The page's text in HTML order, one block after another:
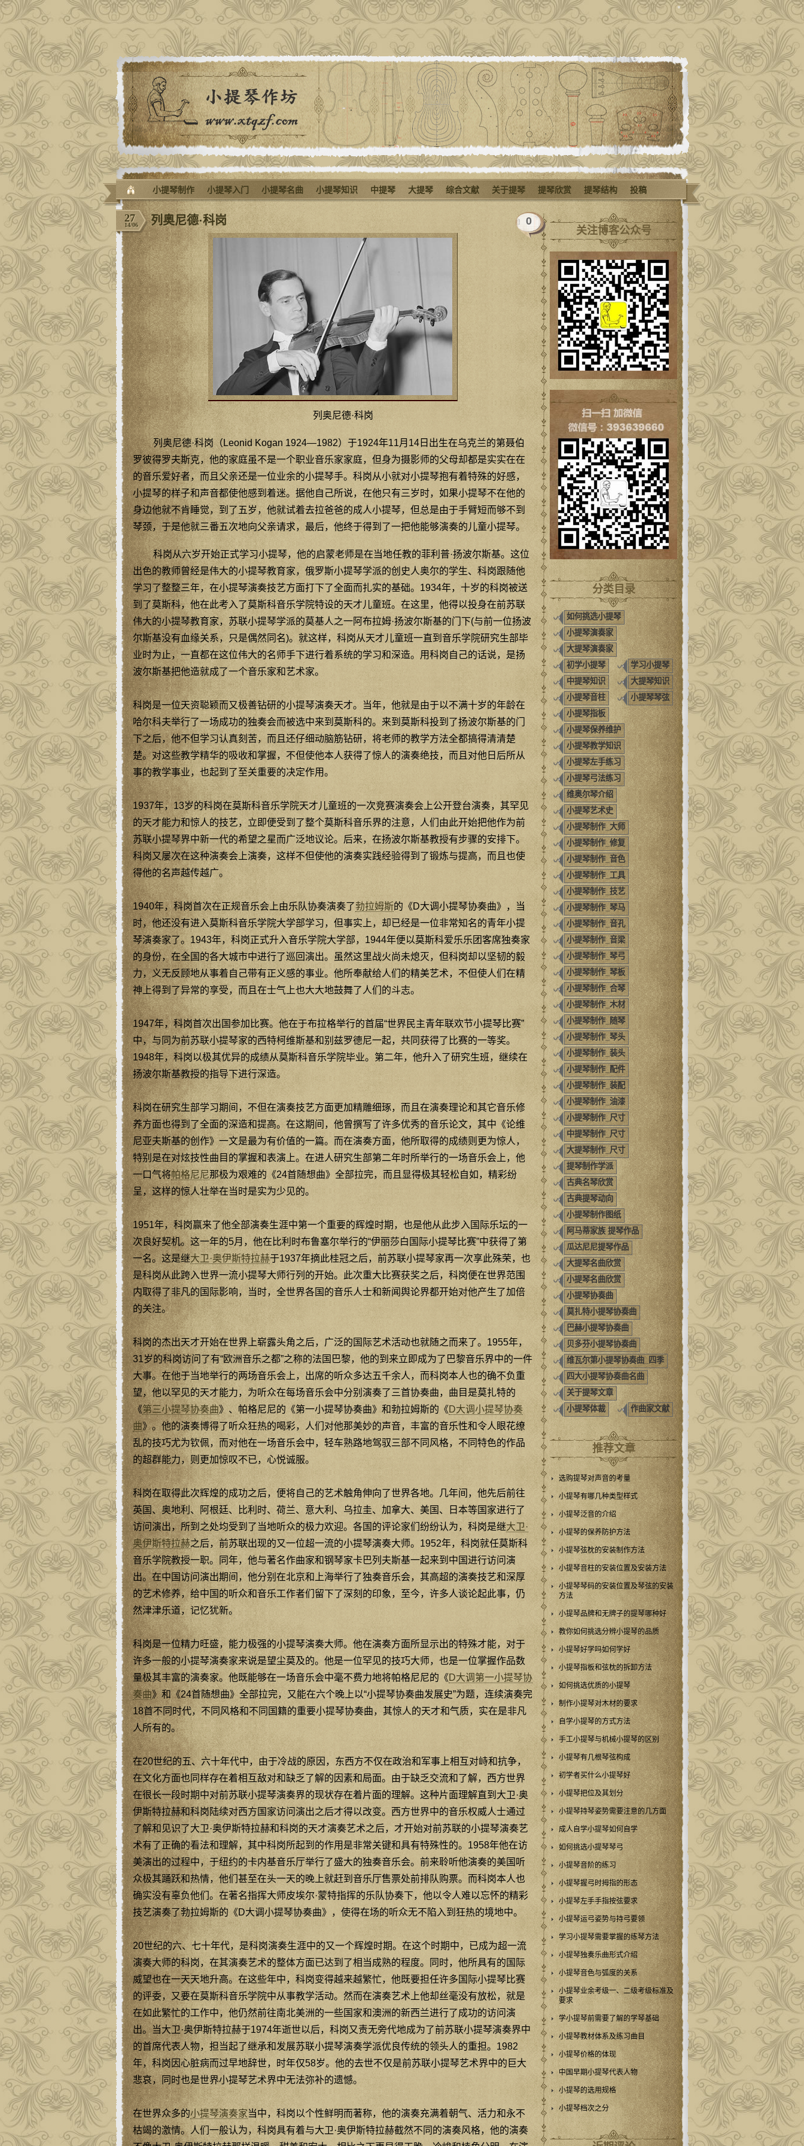
小提琴制作 小提琴入门 小提琴名曲 小提琴知识 中提琴 大提琴 综合文献 关于提琴 提琴欣赏 提琴结构 投稿
列奥尼德·科岗
列奥尼德·科岗
列奥尼德·科岗（Leonid Kogan 1924—1982）于1924年11月14日出生在乌克兰的第聂伯
罗彼得罗夫斯克，他的家庭虽不是一个职业音乐家家庭，但身为摄影师的父母却都是实实在在
的音乐爱好者，而且父亲还是一位业余的小提琴手。科岗从小就对小提琴抱有着特殊的好感，
小提琴的样子和声音都使他感到着迷。据他自己所说，在他只有三岁时，如果小提琴不在他的
身边他就不肯睡觉，到了五岁，他就试着去拉爸爸的成人小提琴，但总是由于手臂短而够不到
琴颈，于是他就三番五次地向父亲请求，最后，他终于得到了一把他能够演奏的儿童小提琴。
科岗从六岁开始正式学习小提琴，他的启蒙老师是在当地任教的菲利普·扬波尔斯基。这位
出色的教师曾经是伟大的小提琴教育家，俄罗斯小提琴学派的创史人奥尔的学生、科岗跟随他
学习了整整三年，在小提琴演奏技艺方面打下了全面而扎实的基础。1934年，十岁的科岗被送
到了莫斯科，他在此考入了莫斯科音乐学院特设的天才儿童班。在这里，他得以投身在前苏联
伟大的小提琴教育家，苏联小提琴学派的莫基人之一阿布拉姆·扬波尔斯基的门下(与前一位扬波
尔斯基没有血缘关系，只是偶然同名)。就这样，科岗从天才儿童班一直到音乐学院研究生部毕
业时为止，一直都在这位伟大的名师手下进行着系统的学习和深造。用科岗自己的话说，是扬
波尔斯基把他造就成了一个音乐家和艺术家。
科岗是一位天资聪颖而又极善钻研的小提琴演奏天才。当年，他就是由于以不满十岁的年龄在
哈尔科夫举行了一场成功的独奏会而被选中来到莫斯科的。来到莫斯科投到了扬波尔斯基的门
下之后，他不但学习认真刻苦，而且还仔细动脑筋钻研，将老师的教学方法全都搞得清清楚
楚。对这些教学精华的吸收和掌握，不但使他本人获得了惊人的演奏绝技，而且对他日后所从
事的教学事业，也起到了至关重要的决定作用。
1937年，13岁的科岗在莫斯科音乐学院天才儿童班的一次竞赛演奏会上公开登台演奏，其罕见
的天才能力和惊人的技艺，立即便受到了整个莫斯科音乐界的注意，人们由此开始把他作为前
苏联小提琴界中新一代的希望之星而广泛地议论。后来，在扬波尔斯基教授有步骤的安排下。
科岗又屡次在这种演奏会上演奏，这样不但使他的演奏实践经验得到了锻炼与提高，而且也使
得他的名声越传越广。
1940年，科岗首次在正规音乐会上由乐队协奏演奏了勃拉姆斯的《D大调小提琴协奏曲》，当
时，他还没有进入莫斯科音乐学院大学部学习，但事实上，却已经是一位非常知名的青年小提
琴演奏家了。1943年，科岗正式升入音乐学院大学部，1944年便以莫斯科爱乐乐团客席独奏家
的身份，在全国的各大城市中进行了巡回演出。虽然这里战火尚未熄灭，但科岗却以坚韧的毅
力，义无反顾地从事着自己带有正义感的事业。他所奉献给人们的精美艺术，不但使人们在精
神上得到了异常的享受，而且在士气上也大大地鼓舞了人们的斗志。
1947年，科岗首次出国参加比赛。他在于布拉格举行的首届“世界民主青年联欢节小提琴比赛”
中，与同为前苏联小提琴家的西特柯维斯基和别兹罗德尼一起，共同获得了比赛的一等奖。
1948年，科岗以极其优异的成绩从莫斯科音乐学院毕业。第二年，他升入了研究生班，继续在
扬波尔斯基教授的指导下进行深造。
科岗在研究生部学习期间，不但在演奏技艺方面更加精雕细琢，而且在演奏理论和其它音乐修
养方面也得到了全面的深造和提高。在这期间，他曾撰写了许多优秀的音乐论文，其中《论维
尼亚夫斯基的创作》一文是最为有价值的一篇。而在演奏方面，他所取得的成绩则更为惊人，
特别是在对炫技性曲目的掌握和表演上。在进人研究生部第二年时所举行的一场音乐会上，他
一口气将帕格尼尼那极为艰难的《24首随想曲》全部拉完，而且显得极其轻松自如，精彩纷
呈，这样的惊人壮举在当时是实为少见的。
1951年，科岗赢来了他全部演奏生涯中第一个重要的辉煌时期，也是他从此步入国际乐坛的一
次良好契机。这一年的5月，他在比利时布鲁塞尔举行的“伊丽莎白国际小提琴比赛”中获得了第
一名。这是继大卫·奥伊斯特拉赫于1937年摘此桂冠之后，前苏联小提琴家再一次享此殊荣，也
是科岗从此跨入世界一流小提琴大师行列的开始。此次重大比赛获奖之后，科岗便在世界范围
内取得了非凡的国际影响，当时，全世界各国的音乐人士和新闻舆论界都开始对他产生了加倍
的关注。
科岗的杰出天才开始在世界上崭露头角之后，广泛的国际艺术活动也就随之而来了。1955年，
31岁的科岗访问了有“欧洲音乐之都”之称的法国巴黎，他的到来立即成为了巴黎音乐界中的一件
大事。在他于当地举行的两场音乐会上，出席的听众多达五千余人，而科岗本人也的确不负重
望，他以罕见的天才能力，为听众在每场音乐会中分别演奏了三首协奏曲，曲目是莫扎特的
《第三小提琴协奏曲》、帕格尼尼的《第一小提琴协奏曲》和勃拉姆斯的《D大调小提琴协奏
曲》。他的演奏博得了听众狂热的喝彩，人们对他那美妙的声音，丰富的音乐性和令人眼花缭
乱的技巧尤为钦佩，而对他在一场音乐会中，轻车熟路地驾驭三部不同风格，不同特色的作品
的超群能力，则更加惊叹不已，心悦诚服。
科岗在取得此次辉煌的成功之后，便将自己的艺术触角伸向了世界各地。几年间，他先后前往
英国、奥地利、阿根廷、比利时、荷兰、意大利、乌拉圭、加拿大、美国、日本等国家进行了
访问演出，所到之处均受到了当地听众的极力欢迎。各国的评论家们纷纷认为，科岗是继大卫·
奥伊斯特拉赫之后，前苏联出现的又一位超一流的小提琴演奏大师。1952年，科岗就任莫斯科
音乐学院教授一职。同年，他与著名作曲家和钢琴家卡巴列夫斯基一起来到中国进行访问演
出。在中国访问演出期间，他分别在北京和上海举行了独奏音乐会，其高超的演奏技艺和深厚
的艺术修养，给中国的听众和音乐工作者们留下了深刻的印象，至今，许多人谈论起此事，仍
然津津乐道，记忆犹新。
科岗是一位精力旺盛，能力极强的小提琴演奏大师。他在演奏方面所显示出的特殊才能，对于
许多一般的小提琴演奏家来说是望尘莫及的。他是一位罕见的技巧大师，也是一位掌握作品数
量极其丰富的演奏家。他既能够在一场音乐会中毫不费力地将帕格尼尼的《D大调第一小提琴协
奏曲》和《24首随想曲》全部拉完，又能在六个晚上以“小提琴协奏曲发展史”为题，连续演奏完
18首不同时代，不同风格和不同国籍的重要小提琴协奏曲，其惊人的天才和气质，实在是非凡
人所有的。
在20世纪的五、六十年代中，由于冷战的原因，东西方不仅在政治和军事上相互对峙和抗争，
在文化方面也同样存在着相互敌对和缺乏了解的因素和局面。由于缺乏交流和了解，西方世界
在很长一段时期中对前苏联小提琴演奏界的现状存在着片面的理解。这种片面理解直到大卫·奥
伊斯特拉赫和科岗陆续对西方国家访问演出之后才得以改变。西方世界中的音乐权威人士通过
了解和见识了大卫·奥伊斯特拉赫和科岗的天才演奏艺术之后，才开始对前苏联的小提琴演奏艺
术有了正确的看法和理解，其中科岗所起到的作用是非常关键和具有特殊性的。1958年他在访
美演出的过程中，于纽约的卡内基音乐厅举行了盛大的独奏音乐会。前来聆听他演奏的美国听
众极其踊跃和热情，他们甚至在头一天的晚上就赶到音乐厅售票处前排队购票。而科岗本人也
确实没有辜负他们。在著名指挥大师皮埃尔·蒙特指挥的乐队协奏下，他以令人难以忘怀的精彩
技艺演奏了勃拉姆斯的《D大调小提琴协奏曲》，使得在场的听众无不陷入到狂热的境地中。
20世纪的六、七十年代，是科岗演奏生涯中的又一个辉煌时期。在这个时期中，已成为超一流
演奏大师的科岗，在其演奏艺术的整体方面已达到了相当成熟的程度。同时，他所具有的国际
威望也在一天天地升高。在这些年中，科岗变得越来越繁忙，他既要担任许多国际小提琴比赛
的评委，又要在莫斯科音乐学院中从事教学活动。然而在演奏艺术上他却丝毫没有放松，就是
在如此繁忙的工作中，他仍然前往南北美洲的一些国家和澳洲的新西兰进行了成功的访问演
出。当大卫·奥伊斯特拉赫于1974年逝世以后，科岗又责无旁代地成为了前苏联小提琴演奏界中
的首席代表人物，担当起了继承和发展苏联小提琴演奏学派优良传统的领头人的重担。1982
年，科岗因心脏病而过早地辞世，时年仅58岁。他的去世不仅是前苏联小提琴艺术界中的巨大
悲哀，同时也是世界小提琴艺术界中无法弥补的遗憾。
在世界众多的小提琴演奏家当中，科岗以个性鲜明而著称，他的演奏充满着朝气、活力和永不
枯竭的激情。人们一般认为，科岗具有着与大卫·奥伊斯特拉赫截然不同的演奏风格，他的演奏
0
27
14/06 关注博客公众号
分类目录
如何挑选小提琴
小提琴演奏家
大提琴演奏家
初学小提琴
学习小提琴
中提琴知识
大提琴知识
小提琴音柱
小提琴琴弦
小提琴指板
小提琴保养维护
小提琴教学知识
小提琴左手练习
小提琴弓法练习
维奥尔琴介绍
小提琴艺术史
小提琴制作_大师
小提琴制作_修复
小提琴制作_音色
小提琴制作_工具
小提琴制作_技艺
小提琴制作_琴马
小提琴制作_音孔
小提琴制作_音梁
小提琴制作_琴弓
小提琴制作_琴板
小提琴制作_合琴
小提琴制作_木材
小提琴制作_随琴
小提琴制作_琴头
小提琴制作_装头
小提琴制作_配件
小提琴制作_装配
小提琴制作_油漆
小提琴制作_尺寸
中提琴制作_尺寸
大提琴制作_尺寸
提琴制作学派
古典名琴欣赏
古典提琴动向
小提琴制作图纸
阿马蒂家族 提琴作品
瓜达尼尼提琴作品
大提琴名曲欣赏
小提琴名曲欣赏
小提琴协奏曲
莫扎特小提琴协奏曲
巴赫小提琴协奏曲
贝多芬小提琴协奏曲
维瓦尔第小提琴协奏曲_四季
四大小提琴协奏曲名曲
关于提琴文章
小提琴体裁
作曲家文献
推荐文章
选购提琴对声音的考量
小提琴有哪几种类型样式
小提琴泛音的介绍
小提琴的保养防护方法
小提琴弦枕的安装制作方法
小提琴音柱的安装位置及安装方法
小提琴琴码的安装位置及琴弦的安装
方法
小提琴品牌和无牌子的提琴哪种好
教你如何挑选分辨小提琴的品质
小提琴好学吗如何学好
小提琴指板和弦枕的拆卸方法
如何挑选优质的小提琴
制作小提琴对木材的要求
自学小提琴的方式方法
手工小提琴与机械小提琴的区别
小提琴有几根琴弦构成
初学者买什么小提琴好
小提琴把位及其划分
小提琴持琴姿势需要注意的几方面
成人自学小提琴如何自学
如何挑选小提琴琴弓
小提琴音阶的练习
小提琴握弓时拇指的形态
小提琴左手手指按弦要求
小提琴运弓姿势与持弓要领
学习小提琴需要掌握的练琴方法
小提琴独奏乐曲形式介绍
小提琴音色与弧度的关系
小提琴业余考级一、二级考级标准及
要求
学小提琴前需要了解的学琴基础
小提琴教材体系及练习曲目
小提琴价格的体现
中国早期小提琴代表人物
小提琴的选用规格
小提琴档次之分